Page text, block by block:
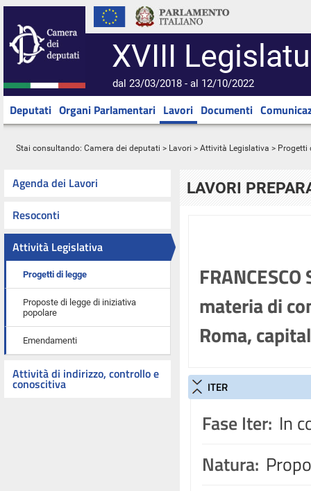
XVIII
dal 23/03/2018 - al 12/10/2022
Deputati Organi Parlamentari Lavori Documenti
Stai consultando: Camera dei deputati > Lavori > Attività Legislativa > Progetti
Agenda dei Lavori
Resoconti
Attività Legislativa
Progetti di legge
Proposte di legge di iniziativa
popolare
Emendamenti
Attività di indirizzo, controllo e
conoscitiva
LAVORI
materia di
Roma,
ITER
Fase Iter: In
Natura: